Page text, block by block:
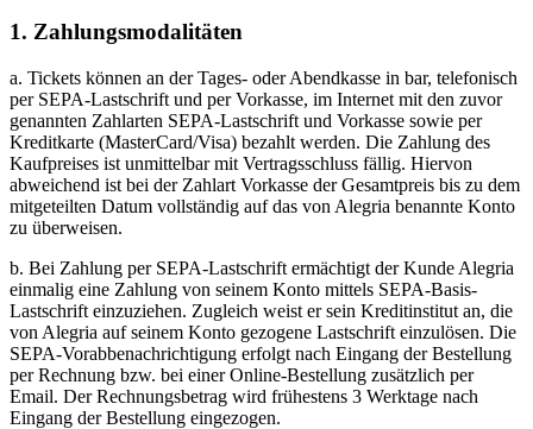
1. Zahlungsmodalitäten
a. Tickets können an der Tages- oder Abendkasse in bar, telefonisch
per SEPA-Lastschrift und per Vorkasse, im Internet mit den zuvor
genannten Zahlarten SEPA-Lastschrift und Vorkasse sowie per
Kreditkarte (MasterCard/Visa) bezahlt werden. Die Zahlung des
Kaufpreises ist unmittelbar mit Vertragsschluss fällig. Hiervon
abweichend ist bei der Zahlart Vorkasse der Gesamtpreis bis zu dem
mitgeteilten Datum vollständig auf das von Alegria benannte Konto
zu überweisen.
b. Bei Zahlung per SEPA-Lastschrift ermächtigt der Kunde Alegria
einmalig eine Zahlung von seinem Konto mittels SEPA-Basis-
Lastschrift einzuziehen. Zugleich weist er sein Kreditinstitut an, die
von Alegria auf seinem Konto gezogene Lastschrift einzulösen. Die
SEPA-Vorabbenachrichtigung erfolgt nach Eingang der Bestellung
per Rechnung bzw. bei einer Online-Bestellung zusätzlich per
Email. Der Rechnungsbetrag wird frühestens 3 Werktage nach
Eingang der Bestellung eingezogen.